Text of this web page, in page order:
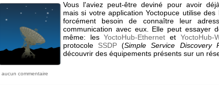
Vous l'aviez peut-être deviné pour avoir
mais si votre application Yoctopuce utilise des
forcément besoin de connaître leur
communication avec eux. Elle peut essayer
même: lesYoctoHub-Ethernet et YoctoHub-
protocole SSDP (Simple Service Discovery
découvrir des équipements présents sur un
aucun commentaire